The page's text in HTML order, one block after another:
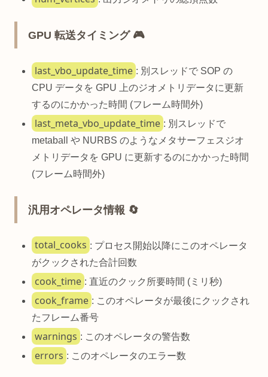
GPU 転送タイミング 🎮
last_vbo_update_time : 別スレッドで SOP の
CPU データを GPU 上のジオメトリデータに更新
するのにかかった時間 (フレーム時間外)
last_meta_vbo_update_time : 別スレッドで
metaball や NURBS のようなメタサーフェスジオ
メトリデータを GPU に更新するのにかかった時間
(フレーム時間外)
汎用オペレータ情報 🔄
total_cooks : プロセス開始以降にこのオペレータ
がクックされた合計回数
cook_time : 直近のクック所要時間 (ミリ秒)
cook_frame : このオペレータが最後にクックされ
たフレーム番号
warnings : このオペレータの警告数
errors : このオペレータのエラー数